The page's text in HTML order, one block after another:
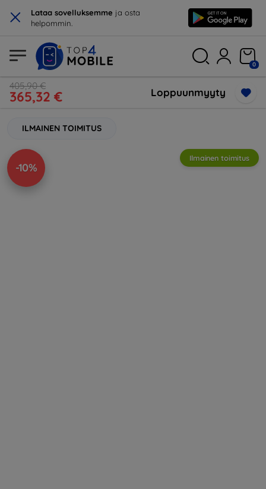
× Lataa sovelluksemme ja osta
helpommin.
0
405,90 €
365,32 € Loppuunmyyty
ILMAINEN TOIMITUS
-10%
Ilmainen toimitus